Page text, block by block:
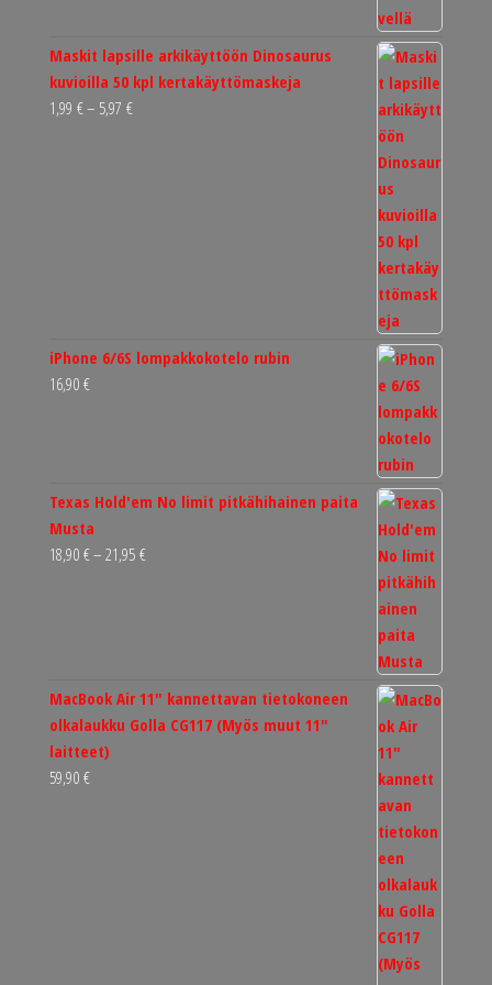
Maskit lapsille arkikäyttöön Dinosaurus
kuvioilla 50 kpl kertakäyttömaskeja
1,99 €– 5,97 €Hintaluokka:
iPhone 6/6S lompakkokotelo rubin
16,90 €
Texas Hold'em No limit pitkähihainen paita
Musta
18,90 €– 21,95 €Hintaluokka:
MacBook Air 11" kannettavan tietokoneen
olkalaukku Golla CG117 (Myös muut 11"
laitteet)
59,90 €